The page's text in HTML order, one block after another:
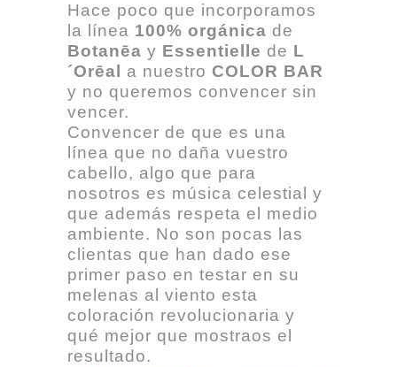
Hace poco que incorporamos
la línea 100% orgánica de
Botanēa y Essentielle de L
´Orēal
a nuestro COLOR BAR
y no queremos convencer sin
vencer.
Convencer de que es una
línea que no daña vuestro
cabello, algo que para
nosotros es música celestial y
que además respeta el medio
ambiente. No son pocas las
clientas que han dado ese
primer paso en testar en su
melenas al viento esta
coloración revolucionaria y
qué mejor que mostraos el
resultado.